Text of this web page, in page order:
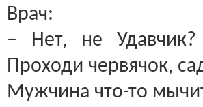
Врач:
– Нет, не
Проходи червячок,
Мужчина что-то